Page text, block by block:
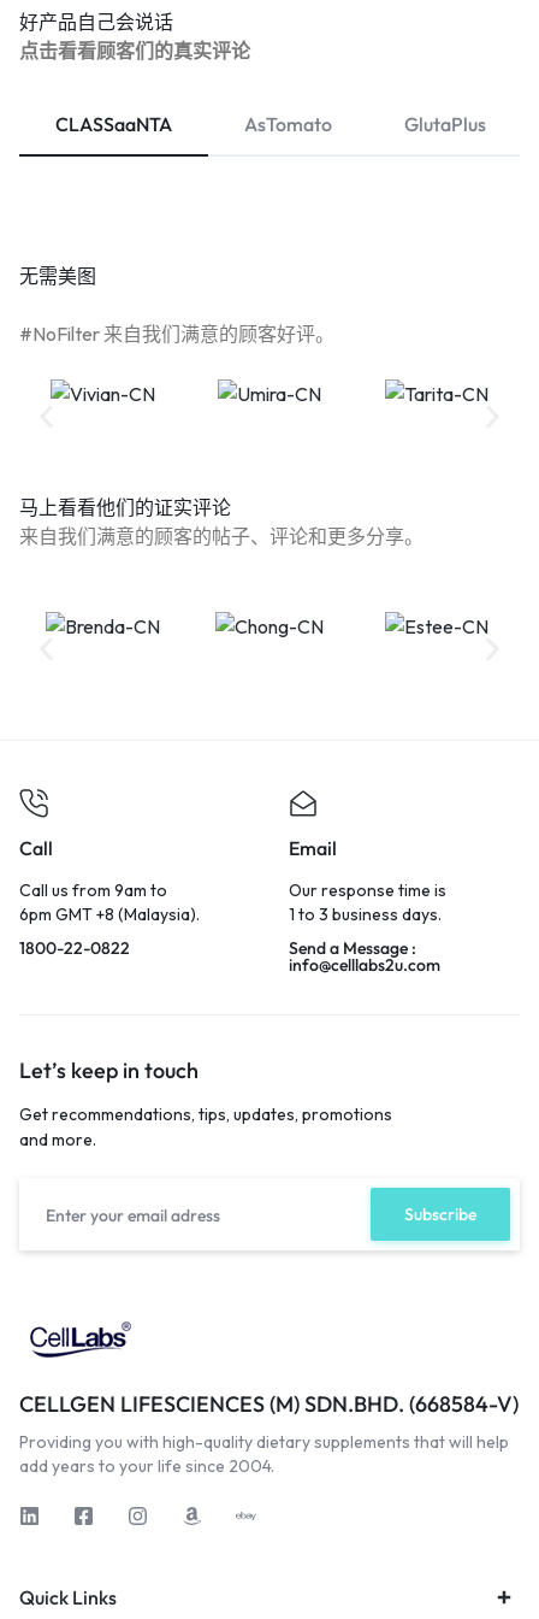
好产品自己会说话
点击看看顾客们的真实评论
CLASSaaNTA AsTomato GlutaPlus
无需美图
#NoFilter 来自我们满意的顾客好评。
马上看看他们的证实评论
来自我们满意的顾客的帖子、评论和更多分享。
Call
Call us from 9am to
6pm GMT +8 (Malaysia).
1800-22-0822
Email
Our response time is
1 to 3 business days.
Send a Message :
info@celllabs2u.com
Let’s keep in touch
Get recommendations, tips, updates, promotions
and more.
CELLGEN LIFESCIENCES (M) SDN.BHD. (668584-V)
Providing you with high-quality dietary supplements that will help
add years to your life since 2004.
Quick Links